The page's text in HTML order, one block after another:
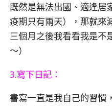
既然是無法出國、適逢居
疫期只有兩天），那就來
三個月之後我看看我是不
～）
3.寫下日記：
書寫一直是我自己的習慣